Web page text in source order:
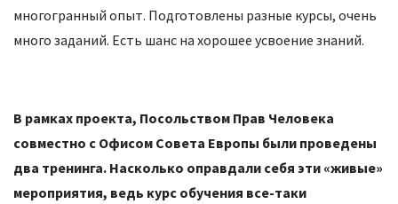
многогранный опыт. Подготовлены разные курсы, очень
много заданий. Есть шанс на хорошее усвоение знаний.
В рамках проекта, Посольством Прав Человека
совместно с Офисом Совета Европы были проведены
два тренинга. Насколько оправдали себя эти «живые»
мероприятия, ведь курс обучения все-таки